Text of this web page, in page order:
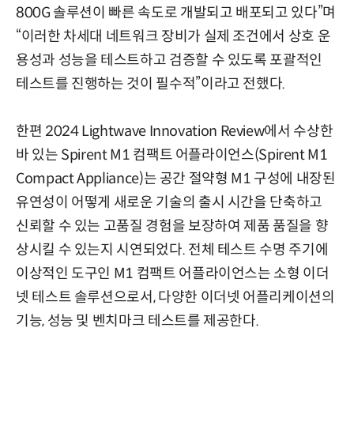
800G 솔루션이 빠른 속도로 개발되고 배포되고 있다”며
“이러한 차세대 네트워크 장비가 실제 조건에서 상호 운
용성과 성능을 테스트하고 검증할 수 있도록 포괄적인
테스트를 진행하는 것이 필수적”이라고 전했다.
한편 2024 Lightwave Innovation Review에서 수상한
바 있는 Spirent M1 컴팩트 어플라이언스(Spirent M1
Compact Appliance)는 공간 절약형 M1 구성에 내장된
유연성이 어떻게 새로운 기술의 출시 시간을 단축하고
신뢰할 수 있는 고품질 경험을 보장하여 제품 품질을 향
상시킬 수 있는지 시연되었다. 전체 테스트 수명 주기에
이상적인 도구인 M1 컴팩트 어플라이언스는 소형 이더
넷 테스트 솔루션으로서, 다양한 이더넷 어플리케이션의
기능, 성능 및 벤치마크 테스트를 제공한다.